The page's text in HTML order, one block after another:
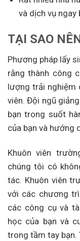
và dịch vụ
TẠI SAO
Phương pháp lấy
rằng thành công
lượng trải nghiệm
viên. Đội ngũ
bạn trong suốt
của bạn và hướng
Khuôn viên
chúng tôi có
tác. Khuôn viên
với các chương
các công cụ và
học của bạn và
trong tầm tay bạn.